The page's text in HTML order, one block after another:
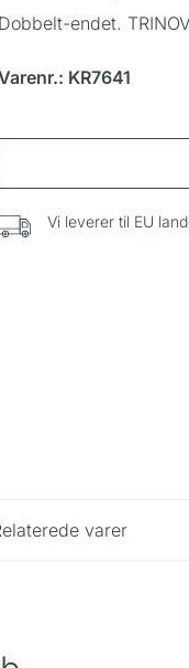
Dobbelt-endet.
KR7641
Vi leverer til EU
varer